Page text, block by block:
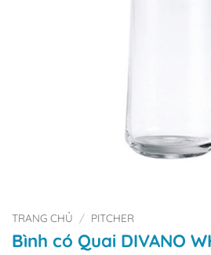
TRANG CHỦ / PITCHER
Bình có Quai DIVANO